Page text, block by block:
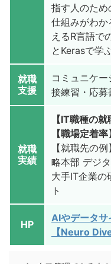
指す人のため
仕組みがわ
えるR言語で
とKerasで学
就職
支援
コミュニケ
接練習・応
就職
実績
【IT職種の
【職場定着
【就職先の
略本部 デジ
大手IT企業の
ト
HP
AIやデータ
【Neuro Dive